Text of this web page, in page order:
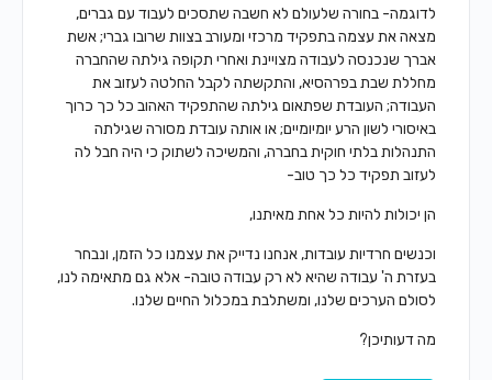
לדוגמה- בחורה שלעולם לא חשבה שתסכים לעבוד עם גברים,
מצאה את עצמה בתפקיד מרכזי ומעורב בצוות שרובו גברי; אשת
אברך שנכנסה לעבודה מצויינת ואחרי תקופה גילתה שהחברה
מחללת שבת בפרהסיא, והתקשתה לקבל החלטה לעזוב את
העבודה; העובדת שפתאום גילתה שהתפקיד האהוב כל כך כרוך
באיסורי לשון הרע יומיומיים; או אותה עובדת מסורה שגילתה
התנהלות בלתי חוקית בחברה, והמשיכה לשתוק כי היה חבל לה
לעזוב תפקיד כל כך טוב-
הן יכולות להיות כל אחת מאיתנו,
וכנשים חרדיות עובדות, אנחנו נדייק את עצמנו כל הזמן, ונבחר
בעזרת ה' עבודה שהיא לא רק עבודה טובה- אלא גם מתאימה לנו,
לסולם הערכים שלנו, ומשתלבת במכלול החיים שלנו.
מה דעותיכן?